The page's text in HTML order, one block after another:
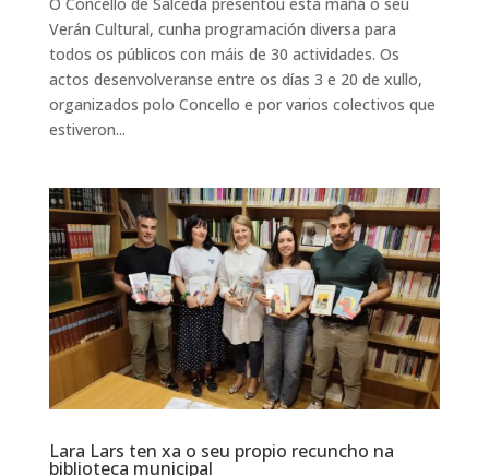
O Concello de Salceda presentou esta mañá o seu
Verán Cultural, cunha programación diversa para
todos os públicos con máis de 30 actividades. Os
actos desenvolveranse entre os días 3 e 20 de xullo,
organizados polo Concello e por varios colectivos que
estiveron...
Lara Lars ten xa o seu propio recuncho na
biblioteca municipal